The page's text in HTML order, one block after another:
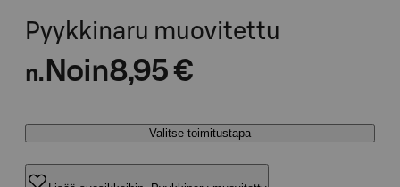
Pyykkinaru muovitettu
n. Noin8,95 €
Valitse toimitustapa